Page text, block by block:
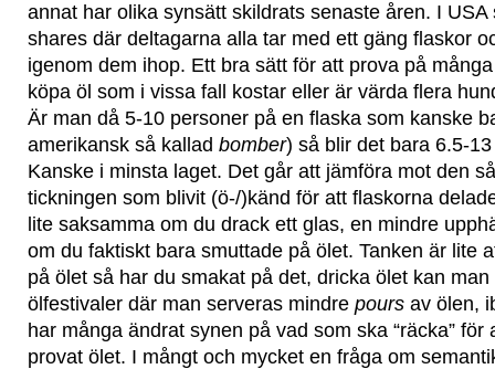
annat har olika synsätt skildrats senaste åren. I
shares där deltagarna alla tar med ett gäng flaskor
igenom dem ihop. Ett bra sätt för att prova på
köpa öl som i vissa fall kostar eller är värda flera
Är man då 5-10 personer på en flaska som kanske
amerikansk så kallad bomber) så blir det bara 6.5-
Kanske i minsta laget. Det går att jämföra mot den
tickningen som blivit (ö-/)känd för att flaskorna
lite saksamma om du drack ett glas, en mindre
om du faktiskt bara smuttade på ölet. Tanken är lite
på ölet så har du smakat på det, dricka ölet kan
ölfestivaler där man serveras mindre pours av ölen,
har många ändrat synen på vad som ska “räcka” för
provat ölet. I mångt och mycket en fråga om